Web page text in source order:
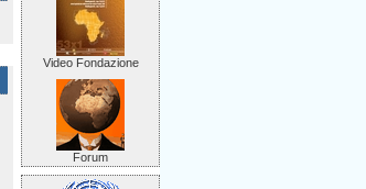
Video Fondazione
Forum